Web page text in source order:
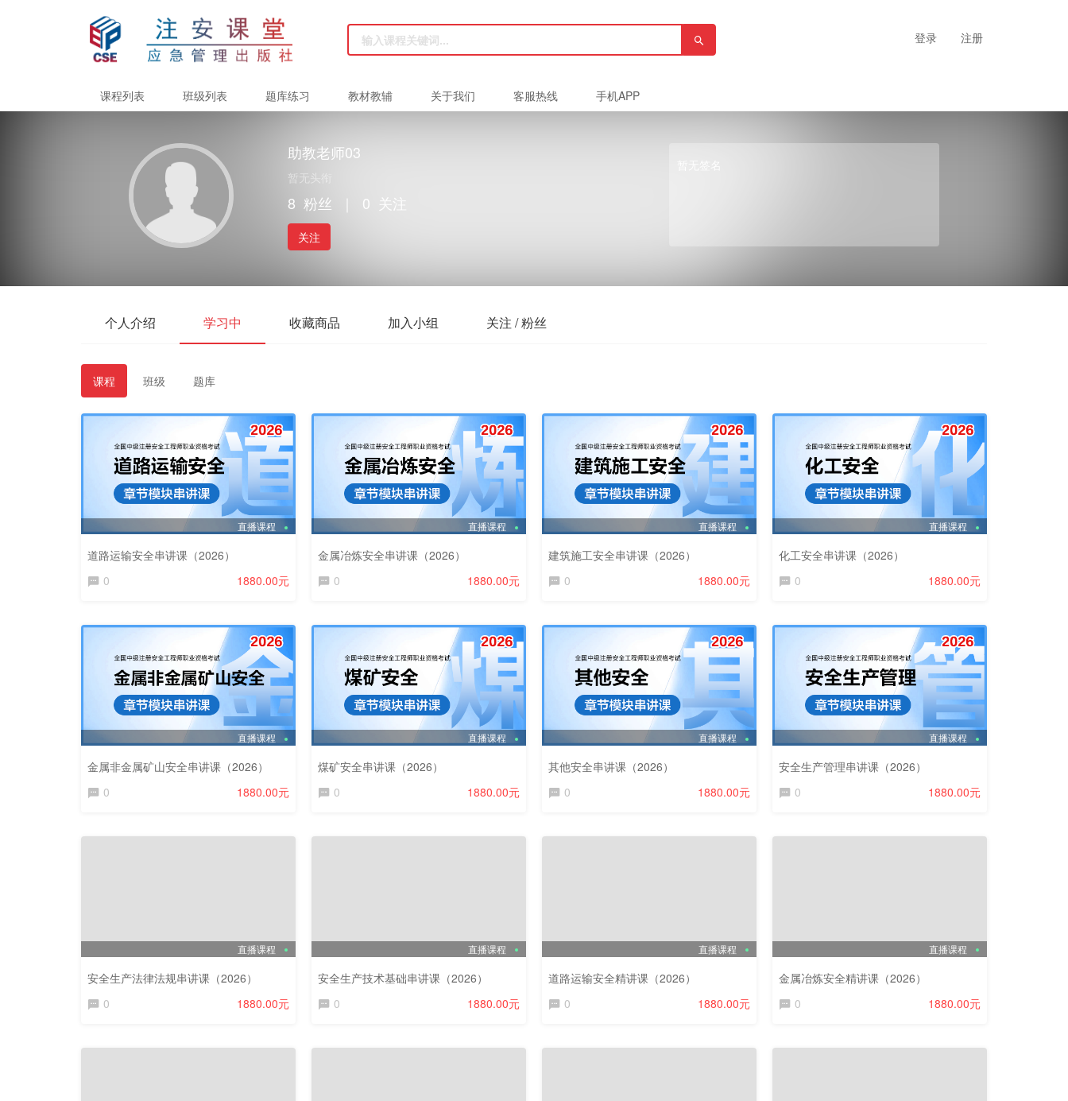
登录 注册
课程列表 班级列表 题库练习 教材教辅 关于我们 客服热线 手机APP
助教老师03
暂无头衔
8 粉丝 0 关注
关注
个人介绍 学习中 收藏商品 加入小组 关注 / 粉丝
课程 班级 题库
直播课程
道路运输安全串讲课（2026）
0
1880.00元
直播课程
金属冶炼安全串讲课（2026）
0
1880.00元
直播课程
建筑施工安全串讲课（2026）
0
1880.00元
直播课程
化工安全串讲课（2026）
0
1880.00元
直播课程
金属非金属矿山安全串讲课（2026）
0
1880.00元
直播课程
煤矿安全串讲课（2026）
0
1880.00元
直播课程
其他安全串讲课（2026）
0
1880.00元
直播课程
安全生产管理串讲课（2026）
0
1880.00元
直播课程
安全生产法律法规串讲课（2026）
0
1880.00元
直播课程
安全生产技术基础串讲课（2026）
0
1880.00元
直播课程
道路运输安全精讲课（2026）
0
1880.00元
直播课程
金属冶炼安全精讲课（2026）
0
1880.00元